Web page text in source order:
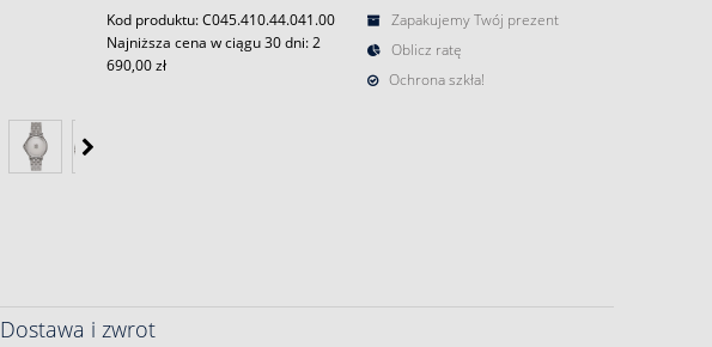
Kod produktu: C045.410.44.041.00
Najniższa cena w ciągu 30 dni:2
690,00 zł
Zapakujemy Twój prezent
Oblicz ratę
Ochrona szkła!
Dostawa i zwrot